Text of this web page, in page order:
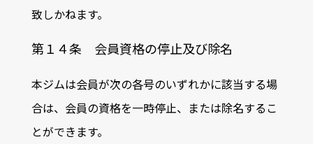
致しかねます。
第１４条 会員資格の停止及び除名
本ジムは会員が次の各号のいずれかに該当する場
合は、会員の資格を一時停止、または除名するこ
とができます。